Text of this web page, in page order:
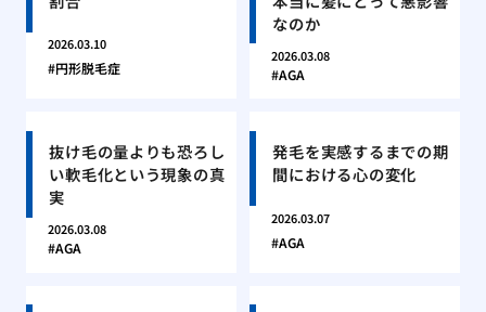
2026.03.10
円形脱毛症
なのか
2026.03.08
AGA
抜け毛の量よりも恐ろし
い軟毛化という現象の真
実
2026.03.08
AGA
発毛を実感するまでの期
間における心の変化
2026.03.07
AGA